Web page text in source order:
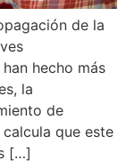
de la
hecho más
la
de
que este
[…]